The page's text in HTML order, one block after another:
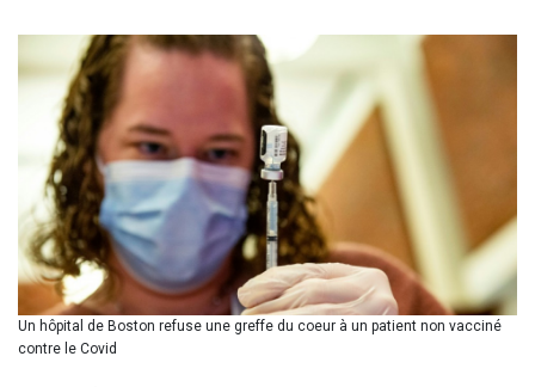
BMD 1.154855
BND 1.478624
BOB 14.004993
BRL 5.916207
BSD 1.153151
BTN 109.628664
BWP 15.63742
BYN 3.410563
BYR 22635.15384
BZD 2.319233
CAD 1.618125
CDF 2611.126427
Un hôpital de Boston refuse une greffe du coeur à un patient non vacciné
contre le Covid